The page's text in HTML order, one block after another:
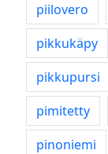
piilovero
pikkukäpy
pikkupursi
pimitetty
pinoniemi